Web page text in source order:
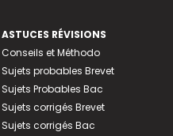
ASTUCES RÉVISIONS
Conseils et Méthodo
Sujets probables Brevet
Sujets Probables Bac
Sujets corrigés Brevet
Sujets corrigés Bac